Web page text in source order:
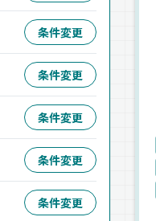
条件変更
条件変更
条件変更
条件変更
条件変更